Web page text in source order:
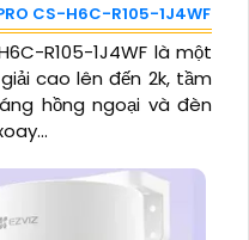
CS-H6C-R105-1J4WF
R105-1J4WF là một
cao lên đến 2k, tầm
hồng ngoại và đèn